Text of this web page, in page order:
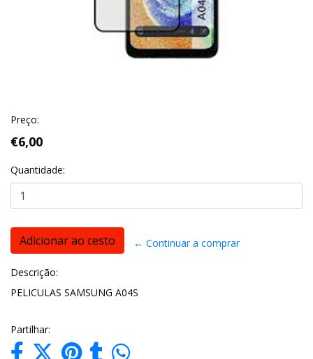
Preço:
€6,00
Quantidade:
← Continuar a comprar
Descrição:
PELICULAS SAMSUNG A04S
Partilhar: